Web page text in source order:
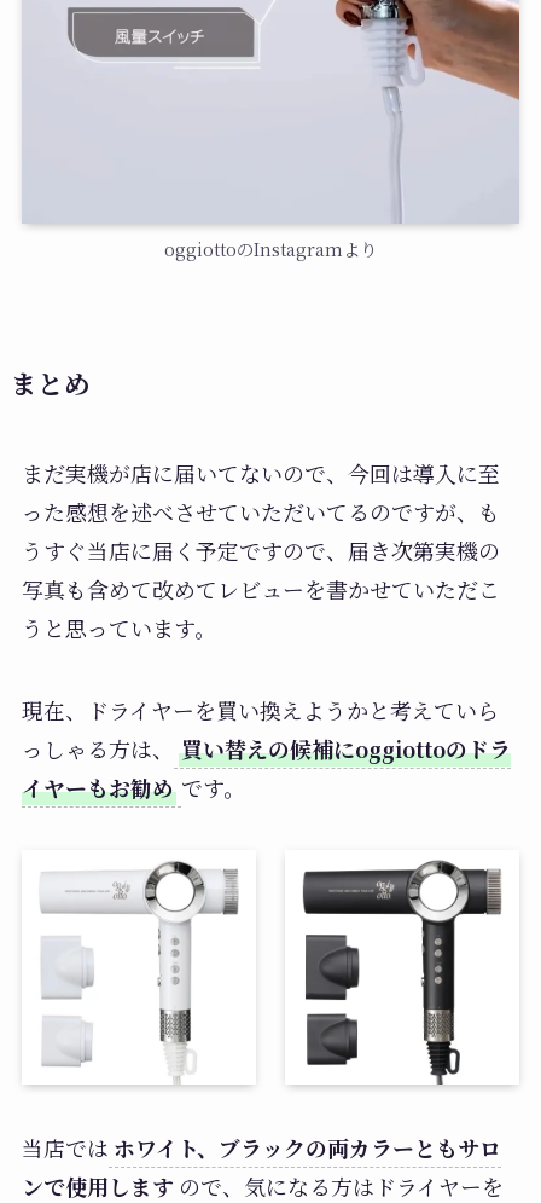
oggiottoのInstagramより
まとめ
まだ実機が店に届いてないので、今回は導入に至
った感想を述べさせていただいてるのですが、も
うすぐ当店に届く予定ですので、届き次第実機の
写真も含めて改めてレビューを書かせていただこ
うと思っています。
現在、ドライヤーを買い換えようかと考えていら
っしゃる方は、
買い替えの候補にoggiottoのドラ
イヤーもお勧め です。
当店では ホワイト、ブラックの両カラーともサロ
ンで使用します ので、気になる方はドライヤーを